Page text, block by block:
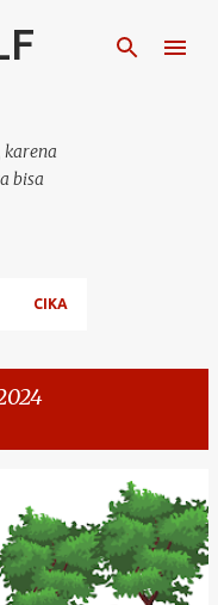
karena
bisa
CIKA